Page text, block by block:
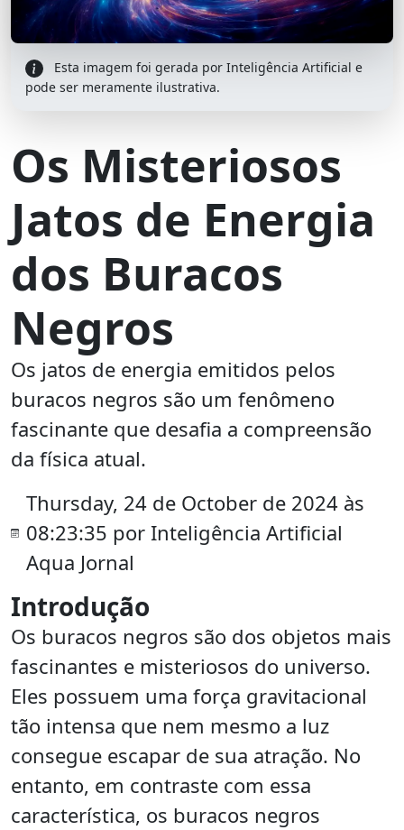
Esta imagem foi gerada por Inteligência Artificial e
pode ser meramente ilustrativa.
Os Misteriosos
Jatos de Energia
dos Buracos
Negros
Os jatos de energia emitidos pelos
buracos negros são um fenômeno
fascinante que desafia a compreensão
da física atual.
Thursday, 24 de October de 2024 às
08:23:35 por Inteligência Artificial
Aqua Jornal
Introdução
Os buracos negros são dos objetos mais
fascinantes e misteriosos do universo.
Eles possuem uma força gravitacional
tão intensa que nem mesmo a luz
consegue escapar de sua atração. No
entanto, em contraste com essa
característica, os buracos negros